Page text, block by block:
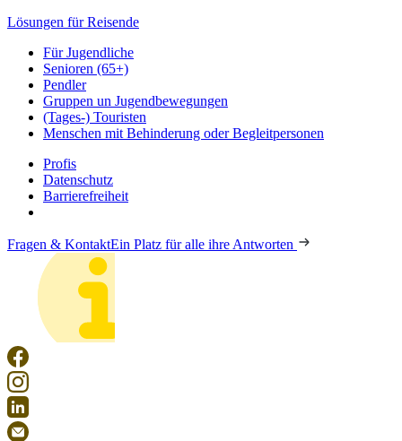
Lösungen für Reisende
Für Jugendliche
Senioren (65+)
Pendler
Gruppen un Jugendbewegungen
(Tages-) Touristen
Menschen mit Behinderung oder Begleitpersonen
Profis
Datenschutz
Barrierefreiheit
Fragen & KontaktEin Platz für alle ihre Antworten